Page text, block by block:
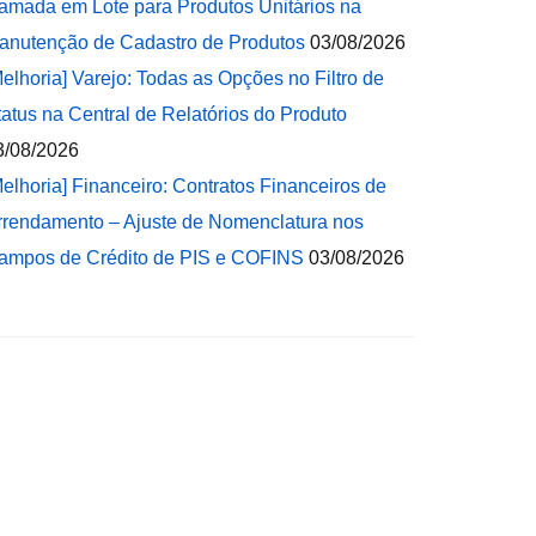
em Lote para Produtos Unitários na
de Cadastro de Produtos 03/08/2026
Varejo: Todas as Opções no Filtro de
na Central de Relatórios do Produto
08/2026
Financeiro: Contratos Financeiros de
– Ajuste de Nomenclatura nos
de Crédito de PIS e COFINS 03/08/2026